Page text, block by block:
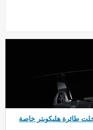
طائرة هليكوبتر خاصة